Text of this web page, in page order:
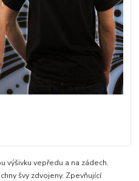
výšivku vepředu a na zádech.
švy zdvojeny. Zpevňující